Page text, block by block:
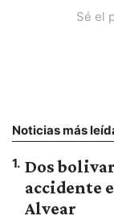
Sé el
Noticias más
1. Dos
accidente
Alvear